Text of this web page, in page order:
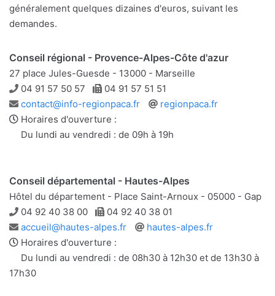
généralement quelques dizaines d'euros, suivant les
demandes.
Conseil régional - Provence-Alpes-Côte d'azur
27 place Jules-Guesde - 13000 - Marseille
Téléphone
04 91 57 50 57 Télécopie
04 91 57 51 51
Adresse
e-
mail
contact@info-regionpaca.fr
Site
regionpaca.fr
Horaires d'ouverture :
Du lundi au vendredi : de 09h à 19h
Conseil départemental - Hautes-Alpes
Hôtel du département - Place Saint-Arnoux - 05000 - Gap
Téléphone
04 92 40 38 00 Télécopie
04 92 40 38 01
Adresse
e-
mail
accueil@hautes-alpes.fr
Site
hautes-alpes.fr
Horaires d'ouverture :
Du lundi au vendredi : de 08h30 à 12h30 et de 13h30 à
17h30